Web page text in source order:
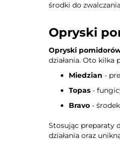
środki do
Opryski
Opryski
działania. Oto
Miedzian -
Topas -
Bravo -
Stosując preparaty
działania oraz